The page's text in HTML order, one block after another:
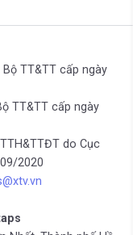
TT&TT cấp ngày
TT&TT cấp ngày
do Cục
2020